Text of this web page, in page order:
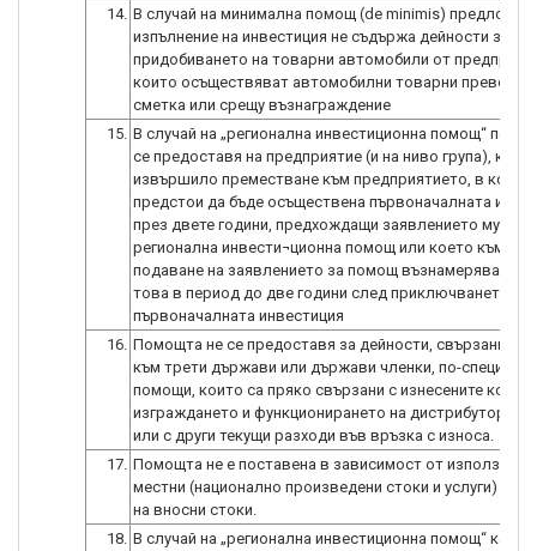
14. В случай на минимална помощ (de minimis)
изпълнение на инвестиция не съдържа дейности за
придобиването на товарни автомобили от
които осъществяват автомобилни товарни превози
сметка или срещу възнаграждение
15. В случай на „регионална инвестиционна помощ“
се предоставя на предприятие (и на ниво група),
извършило преместване към предприятието, в което
предстои да бъде осъществена първоначалната
през двете години, предхождащи заявлението му за
регионална инвести¬ционна помощ или което към
подаване на заявлението за помощ възнамерява да
това в период до две години след приключването на
първоначалната инвестиция
16. Помощта не се предоставя за дейности, свързани с
към трети държави или държави членки, по-
помощи, които са пряко свързани с изнесените
изграждането и функционирането на
или с други текущи разходи във връзка с износа.
17. Помощта не е поставена в зависимост от използване
местни (национално произведени стоки и услуги) за
на вносни стоки.
18. В случай на „регионална инвестиционна помощ“